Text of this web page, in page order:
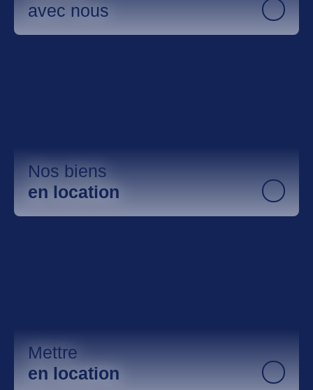
avec nous
Nos biens
en location
Mettre
en location